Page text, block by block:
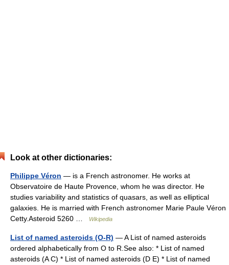
Look at other dictionaries:
Philippe Véron — is a French astronomer. He works at
Observatoire de Haute Provence, whom he was director. He
studies variability and statistics of quasars, as well as elliptical
galaxies. He is married with French astronomer Marie Paule Véron
Cetty.Asteroid 5260 …
Wikipedia
List of named asteroids (O-R) — A List of named asteroids
ordered alphabetically from O to R.See also: * List of named
asteroids (A C) * List of named asteroids (D E) * List of named